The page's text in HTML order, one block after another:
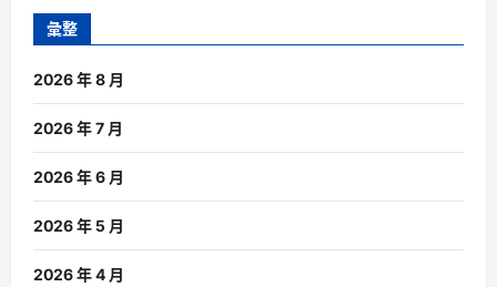
彙整
2026 年 8 月
2026 年 7 月
2026 年 6 月
2026 年 5 月
2026 年 4 月